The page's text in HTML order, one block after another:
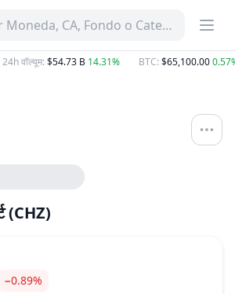
Moneda, CA, Fondo o Categoría
24h वॉल्यूम: $54.73 B 14.31% BTC: $65,100.00
(CHZ)
−0.89%